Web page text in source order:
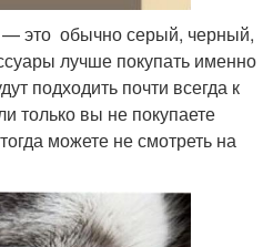
— это обычно серый, черный,
лучше покупать именно
подходить почти всегда к
только вы не покупаете
можете не смотреть на